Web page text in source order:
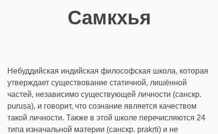
Самкхья
Небуддийская индийская философская школа, которая
утверждает существование статичной, лишённой
частей, независимо существующей личности (санскр.
puruṣa), и говорит, что сознание является качеством
такой личности. Также в этой школе перечисляются 24
типа изначальной материи (санскр. prakṛti) и не